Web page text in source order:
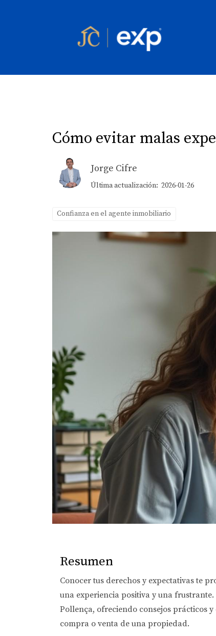
Cómo evitar malas
Jorge Cifre
Última actualización: 2026-01-26
Confianza en el agente inmobiliario
Resumen
Conocer tus derechos y expectativas te
una experiencia positiva y una
Pollença, ofreciendo consejos prácticos
compra o venta de una propiedad.